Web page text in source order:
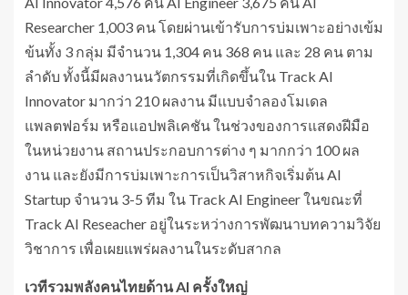
Researcher 1,003 คน โดยผ่านเข้ารับการบ่มเพาะอย่างเข้ม
ข้นทั้ง 3 กลุ่ม มีจำนวน 1,304 คน 368 คน และ 28 คน ตาม
ลำดับ ทั้งนี้มีผลงานนวัตกรรมที่เกิดขึ้นใน Track AI
Innovator มากว่า 210 ผลงาน มีแบบจำลองโมเดล
แพลตฟอร์ม หรือแอปพลิเคชัน ในช่วงของการแสดงฝีมือ
ในหน่วยงาน สถานประกอบการต่าง ๆ มากกว่า 100 ผล
งาน และยังมีการบ่มเพาะการเป็นวิสาหกิจเริ่มต้น AI
Startup จำนวน 3-5 ทีม ใน Track AI Engineer ในขณะที่
Track AI Reseacher อยู่ในระหว่างการพัฒนาบทความวิจัย
วิชาการ เพื่อเผยแพร่ผลงานในระดับสากล
เวทีรวมพลังคนไทยด้านAI ครั้งใหญ่